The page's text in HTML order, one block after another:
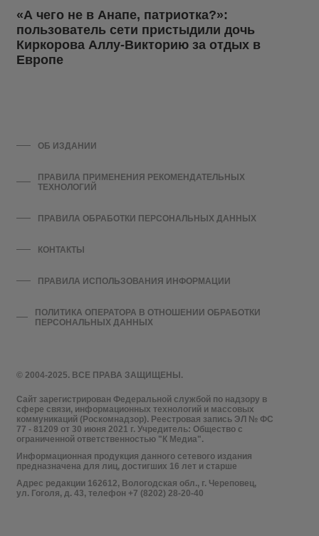
«А чего не в Анапе, патриотка?»:
пользователь сети пристыдили дочь
Киркорова Аллу-Викторию за отдых в
Европе
© 2004-2025. ВСЕ ПРАВА ЗАЩИЩЕНЫ.
Сайт зарегистрирован Федеральной службой по надзору в
сфере связи, информационных технологий и массовых
коммуникаций (Роскомнадзор). Реестровая запись ЭЛ № ФС
77 - 81209 от 30 июня 2021 г. Учредитель: Общество с
ограниченной ответственностью "К Медиа".
Информационная продукция данного сетевого издания
предназначена для лиц, достигших 16 лет и старше
Адрес редакции 162612, Вологодская обл., г. Череповец,
ул. Гоголя, д. 43, телефон +7 (8202) 28-20-40
ОБ ИЗДАНИИ
ПРАВИЛА ПРИМЕНЕНИЯ РЕКОМЕНДАТЕЛЬНЫХ
ТЕХНОЛОГИЙ
ПРАВИЛА ОБРАБОТКИ ПЕРСОНАЛЬНЫХ ДАННЫХ
КОНТАКТЫ
ПРАВИЛА ИСПОЛЬЗОВАНИЯ ИНФОРМАЦИИ
ПОЛИТИКА ОПЕРАТОРА В ОТНОШЕНИИ ОБРАБОТКИ
ПЕРСОНАЛЬНЫХ ДАННЫХ